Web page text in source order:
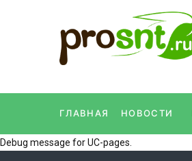
ГЛАВНАЯ НОВОСТИ
Debug message for UC-pages.